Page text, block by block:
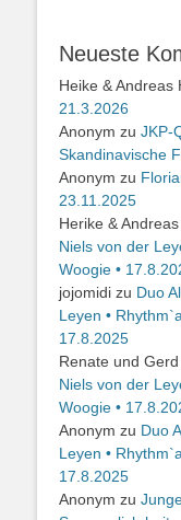
Neueste
Heike & Andreas
21.3.2026
Anonym zu JKP-
Skandinavische
Anonym zu
23.11.2025
Herike &
Niels von der
Woogie •
jojomidi zu Duo
Leyen •
17.8.2025
Renate und
Niels von der
Woogie •
Anonym zu Duo
Leyen •
17.8.2025
Anonym zu